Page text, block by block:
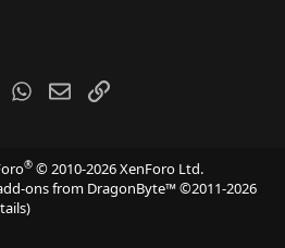
TumblrWhatsApp
EmailLink
® © 2010-2026 XenForo Ltd.
ons from DragonByte™©2011-2026
)